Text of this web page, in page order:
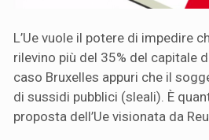
L’Ue vuole il potere di impedire
rilevino più del 35% del capitale
caso Bruxelles appuri che il
di sussidi pubblici (sleali). È
proposta dell’Ue visionata da